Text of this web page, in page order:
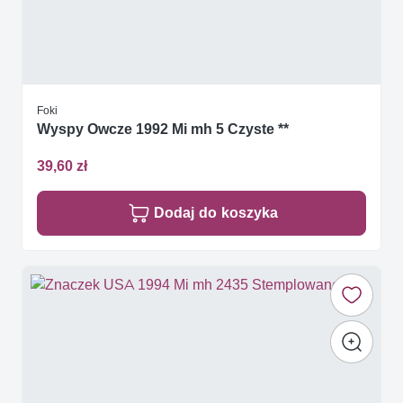
Foki
Wyspy Owcze 1992 Mi mh 5 Czyste **
39,60 zł
Dodaj do koszyka